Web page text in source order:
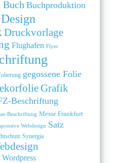
Buch Buchproduktion
Design
Druckvorlage
Flughafen Flyer
gegossene Folie
Grafik
Beschriftung
Beschriftung Messe Frankfurt
Webdesign Satz
Synergia
Wordpress